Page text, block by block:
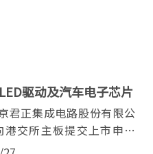
驱动及汽车电子芯片
君正集成电路股份有限公
交所主板提交上市申请
。该公司曾于2025年9...